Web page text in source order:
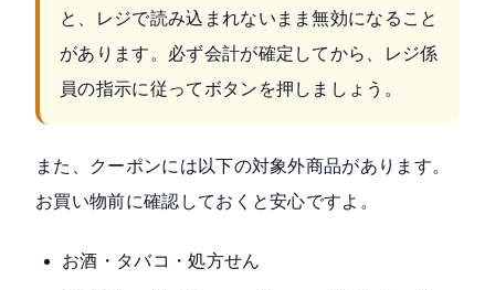
と、レジで読み込まれないまま無効になること
があります。必ず会計が確定してから、レジ係
員の指示に従ってボタンを押しましょう。
また、クーポンには以下の対象外商品があります。
お買い物前に確認しておくと安心ですよ。
お酒・タバコ・処方せん